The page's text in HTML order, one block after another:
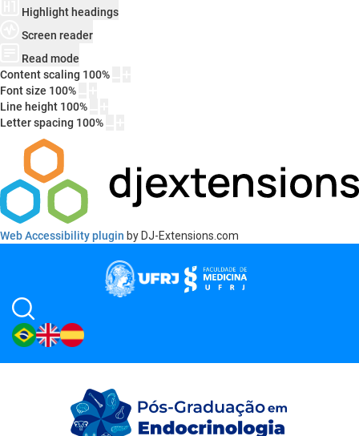
Highlight headings
Screen reader
Read mode
Content scaling 100%
Font size 100%
Line height 100%
Letter spacing 100%
Web Accessibility plugin by DJ-Extensions.com